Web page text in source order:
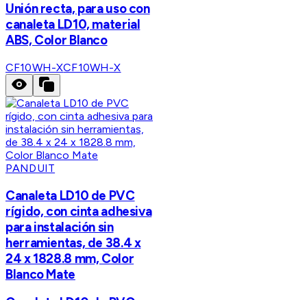
Unión recta, para uso con
canaleta LD10, material
ABS, Color Blanco
CF10WH-XCF10WH-X
PANDUIT
Canaleta LD10 de PVC
rígido, con cinta adhesiva
para instalación sin
herramientas, de 38.4 x
24 x 1828.8 mm, Color
Blanco Mate